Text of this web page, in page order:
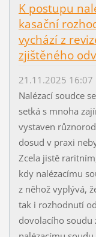
K postupu
kasační
vychází z
zjištěného
21.11.2025 16:07
Nalézací soudce
setká s mnoha
vystaven
dosud v praxi
Zcela jistě
kdy nalézacímu
z něhož vyplývá,
tak i rozhodnutí
dovolacího soudu